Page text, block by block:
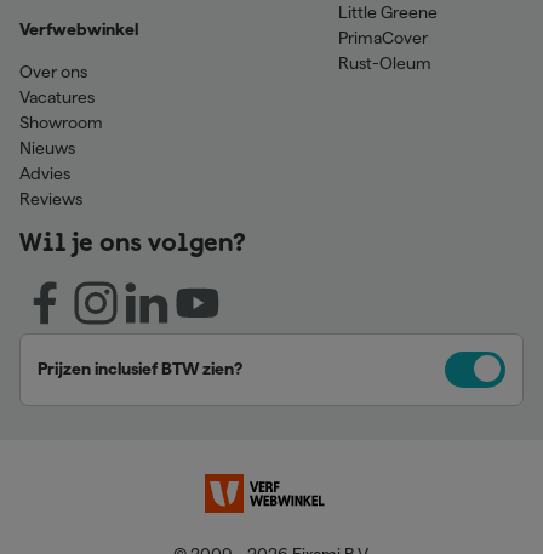
Verfwebwinkel
Over ons
Vacatures
Showroom
Nieuws
Advies
Reviews
Little Greene
PrimaCover
Rust-Oleum
Wil je ons volgen?
Prijzen inclusief BTW zien?